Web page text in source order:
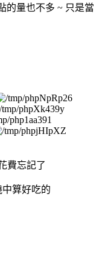
的量也不多 ~ 只是當
費忘記了
算好吃的